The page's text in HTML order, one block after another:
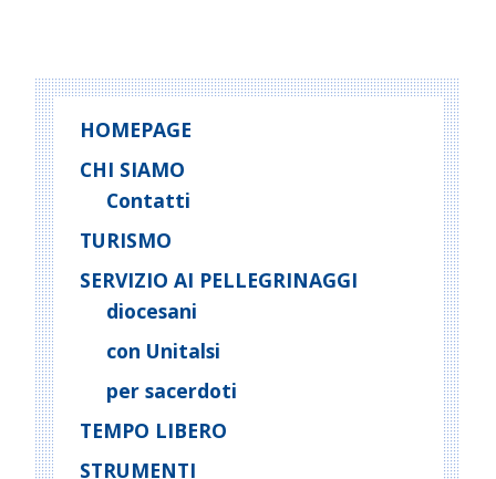
HOMEPAGE
CHI SIAMO
Contatti
TURISMO
SERVIZIO AI PELLEGRINAGGI
diocesani
con Unitalsi
per sacerdoti
TEMPO LIBERO
STRUMENTI